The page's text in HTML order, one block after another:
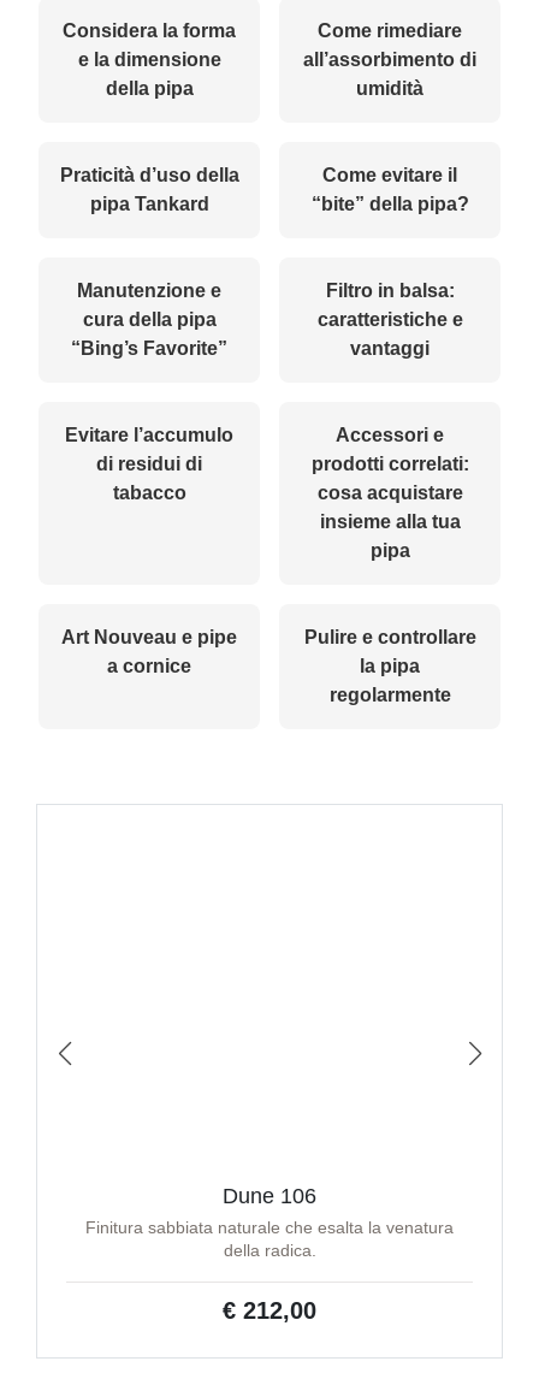
Considera la forma
e la dimensione
della pipa
Come rimediare
all’assorbimento di
umidità
Praticità d’uso della
pipa Tankard
Come evitare il
“bite” della pipa?
Manutenzione e
cura della pipa
“Bing’s Favorite”
Filtro in balsa:
caratteristiche e
vantaggi
Evitare l’accumulo
di residui di
tabacco
Accessori e
prodotti correlati:
cosa acquistare
insieme alla tua
pipa
Art Nouveau e pipe
a cornice
Pulire e controllare
la pipa
regolarmente
Dune 106
Finitura sabbiata naturale che esalta la venatura
della radica.
€ 212,00